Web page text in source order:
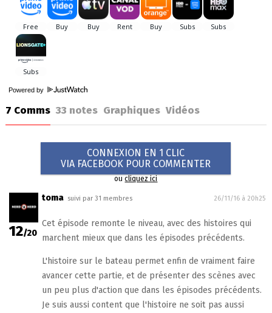
Powered by
7 Comms 33 notes Graphiques Vidéos
CONNEXION EN 1 CLIC
VIA FACEBOOK POUR COMMENTER
oucliquez ici
12/20
toma suivi par 31 membres 26/11/16 à 20h25
Cet épisode remonte le niveau, avec des histoires qui
marchent mieux que dans les épisodes précédents.
L'histoire sur le bateau permet enfin de vraiment faire
avancer cette partie, et de présenter des scènes avec
un peu plus d'action que dans les épisodes précédents.
Je suis aussi content que l'histoire ne soit pas aussi